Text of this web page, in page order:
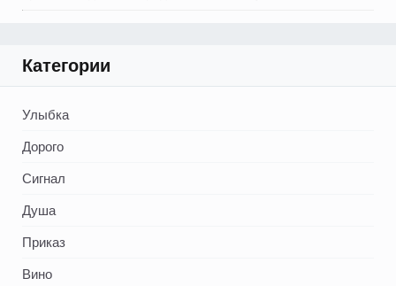
Категории
Улыбка
Дорого
Сигнал
Душа
Приказ
Вино